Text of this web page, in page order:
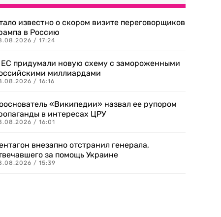
известно о скором визите переговорщиков
в Россию
/ 17:24
придумали новую схему с замороженными
миллиардами
/ 16:16
«Википедии» назвал ее рупором
в интересах ЦРУ
/ 16:01
внезапно отстранил генерала,
за помощь Украине
/ 15:39